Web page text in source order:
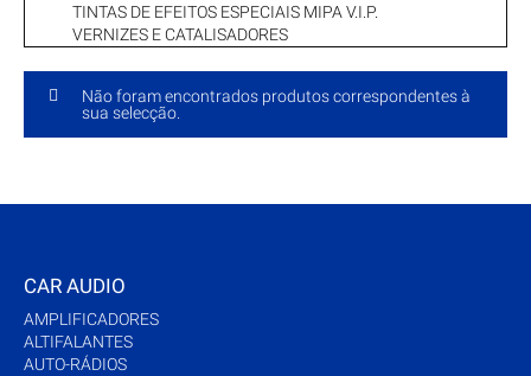
Não foram encontrados produtos correspondentes à
sua selecção.
TINTAS DE EFEITOS ESPECIAIS MIPA V.I.P.
VERNIZES E CATALISADORES
CAR AUDIO
AMPLIFICADORES
ALTIFALANTES
AUTO-RÁDIOS